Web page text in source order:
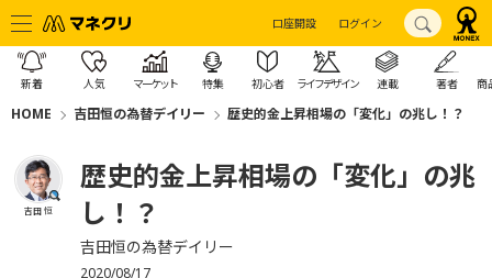
口座開設 ログイン
新着 人気 マーケット 特集 初心者 ライフデザイン 連載 著者 商
HOME 吉田恒の為替デイリー 歴史的金上昇相場の「変化」の兆し！？
吉田 恒
歴史的金上昇相場の「変化」の兆
し！？
吉田恒の為替デイリー
2020/08/17